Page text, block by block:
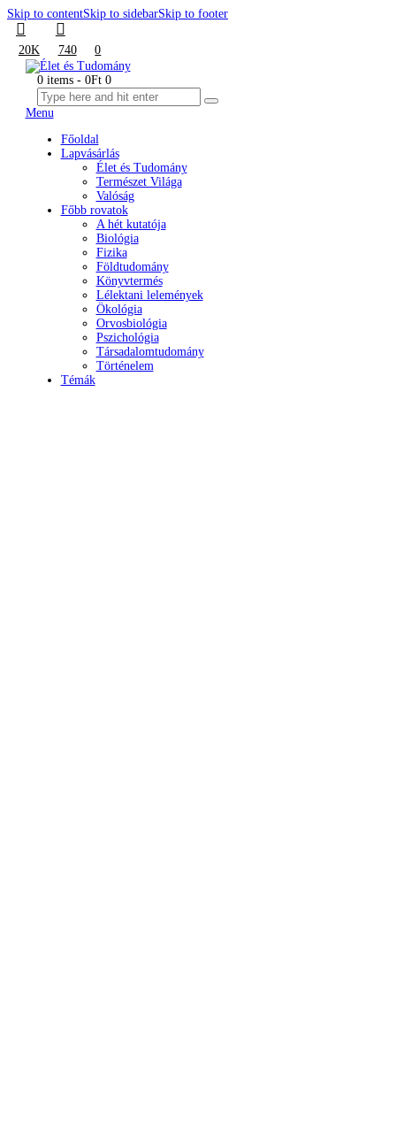
Skip to contentSkip to sidebarSkip to footer
20K 740 0
0 items - 0Ft 0
Menu
Főoldal
Lapvásárlás
Élet és Tudomány
Természet Világa
Valóság
Főbb rovatok
A hét kutatója
Biológia
Fizika
Földtudomány
Könyvtermés
Lélektani lelemények
Ökológia
Orvosbiológia
Pszichológia
Társadalomtudomány
Történelem
Témák